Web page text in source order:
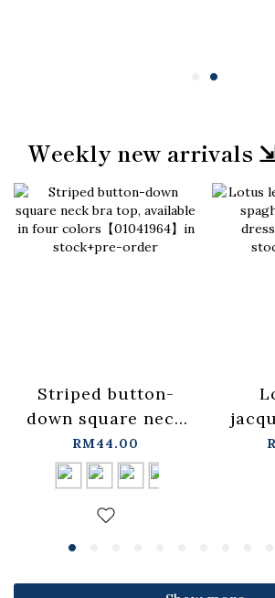
Weekly new arrivals
Striped button-
down square neck
bra top, available
in four
colors【01041964】
in stock+pre-order
RM44.00
in